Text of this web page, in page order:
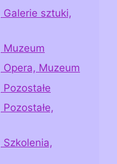
sztuki,
Muzeum
Muzeum